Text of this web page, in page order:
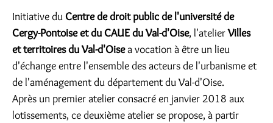
Initiative duCentre de droit public de l'université de
Cergy-Pontoise et du CAUE du Val-d'Oise, l'atelierVilles
et territoires du Val-d'Oisea vocation à être un lieu
d'échange entre l'ensemble des acteurs de l'urbanisme et
de l'aménagement du département du Val-d'Oise.
Après un premier atelier consacré en janvier 2018 aux
lotissements, ce deuxième atelier se propose, à partir